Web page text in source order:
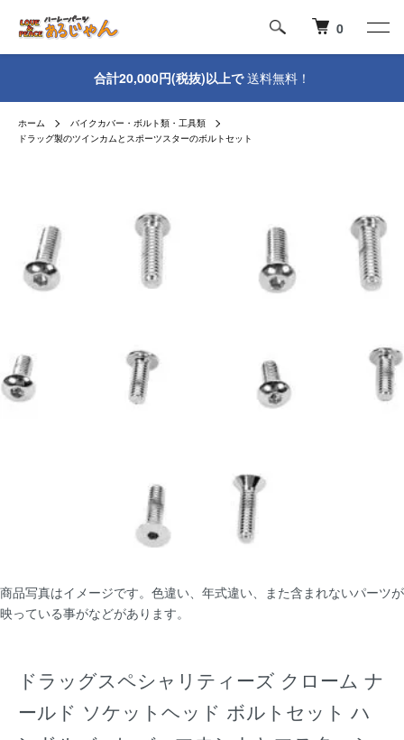
0
合計20,000円(税抜)以上で送料無料！
ホーム
バイクカバー・ボルト類・工具類
ドラッグ製のツインカムとスポーツスターのボルトセット
商品写真はイメージです。色違い、年式違い、また含まれないパーツが
映っている事がなどがあります。
ドラッグスペシャリティーズ クローム ナ
ールド ソケットヘッド ボルトセット ハ